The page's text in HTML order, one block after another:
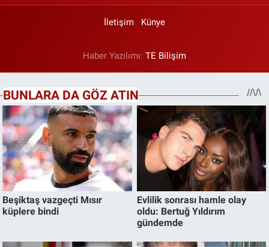
İletişim Künye
Haber Yazılımı: TE Bilişim